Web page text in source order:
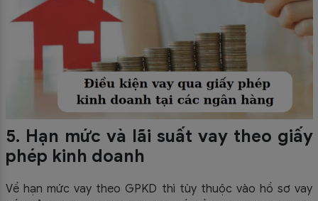
5. Hạn mức và lãi suất vay theo giấy
phép kinh doanh
Về hạn mức vay theo GPKD thì tùy thuộc vào hồ sơ vay